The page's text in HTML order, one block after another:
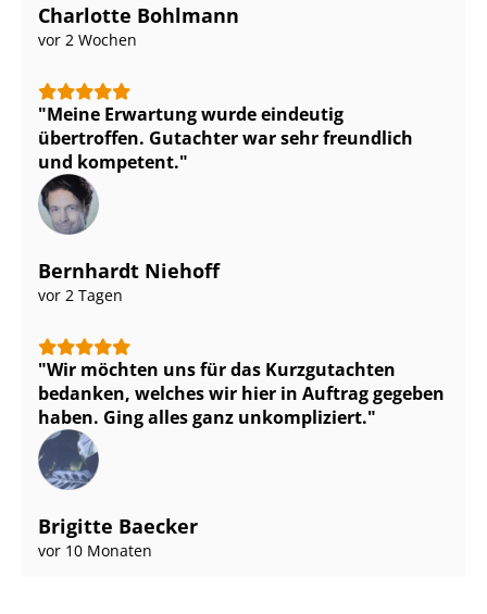
Charlotte Bohlmann
vor 2 Wochen
Meine Erwartung wurde eindeutig
übertroffen. Gutachter war sehr freundlich
und kompetent.
Bernhardt Niehoff
vor 2 Tagen
Wir möchten uns für das Kurzgutachten
bedanken, welches wir hier in Auftrag gegeben
haben. Ging alles ganz unkompliziert.
Brigitte Baecker
vor 10 Monaten